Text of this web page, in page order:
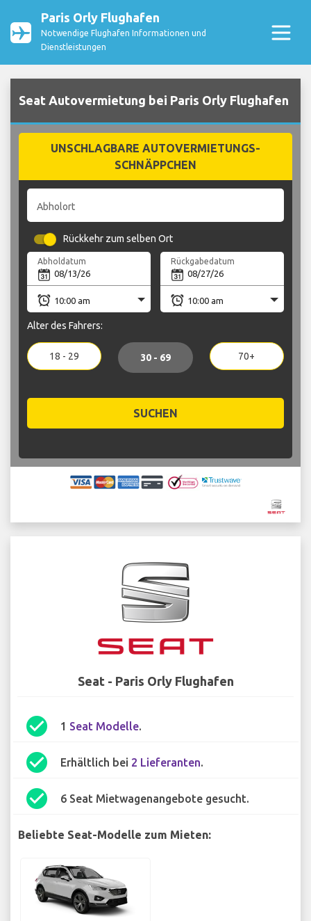
Paris Orly Flughafen
Notwendige Flughafen Informationen und
Dienstleistungen
Seat Autovermietung bei Paris Orly Flughafen
UNSCHLAGBARE AUTOVERMIETUNGS-
SCHNÄPPCHEN
Abholort
Rückkehr zum selben Ort
Abholdatum Rückgabedatum
Alter des Fahrers:
18 - 29 30 - 69 70+
SUCHEN
Seat - Paris Orly Flughafen
check_circle 1 Seat Modelle.
check_circle Erhältlich bei 2 Lieferanten.
check_circle 6 Seat Mietwagenangebote gesucht.
Beliebte Seat-Modelle zum Mieten: